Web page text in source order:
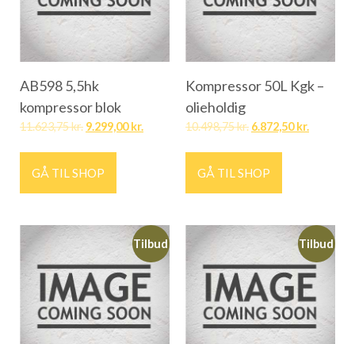
AB598 5,5hk
kompressor blok
11.623,75kr. 9.299,00kr.
GÅ TIL SHOP
Kompressor 50L Kgk –
olieholdig
10.498,75kr. 6.872,50kr.
GÅ TIL SHOP
Tilbud Tilbud